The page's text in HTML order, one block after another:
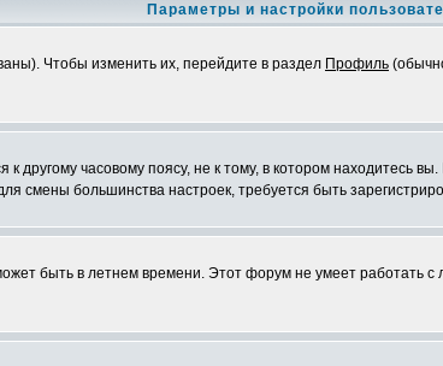
Параметры и настройки
Чтобы изменить их, перейдите в раздел Профиль
часовому поясу, не к тому, в котором находитесь
смены большинства настроек, требуется быть
быть в летнем времени. Этот форум не умеет работать